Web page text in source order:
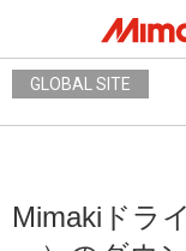
GLOBAL SITE
Mimakiドラ